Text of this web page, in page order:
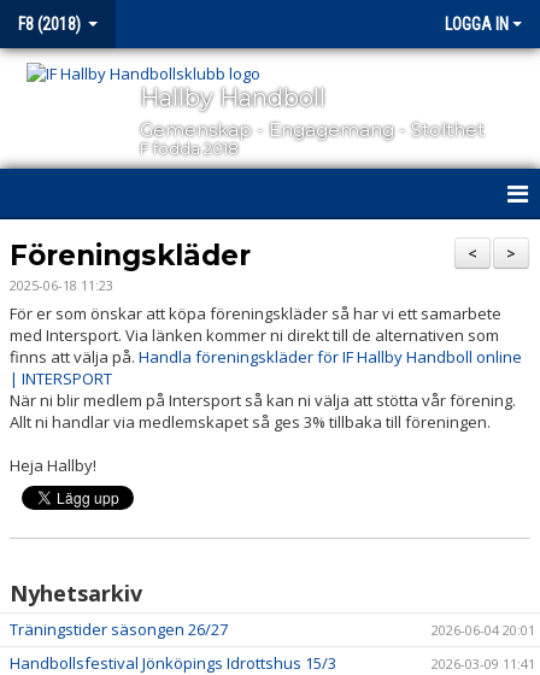
F8 (2018) LOGGA IN
Hallby Handboll
Gemenskap - Engagemang - Stolthet
F födda 2018
HEM
NYHETER
KALENDER
MATCHER
BILDGALLERI
KONTAKT
>
<
Föreningskläder
2025-06-18 11:23
För er som önskar att köpa föreningskläder så har vi ett samarbete
med Intersport. Via länken kommer ni direkt till de alternativen som
finns att välja på. Handla föreningskläder för IF Hallby Handboll online
| INTERSPORT
När ni blir medlem på Intersport så kan ni välja att stötta vår förening.
Allt ni handlar via medlemskapet så ges 3% tillbaka till föreningen.
Heja Hallby!
Nyhetsarkiv
Träningstider säsongen 26/27 2026-06-04 20:01
Handbollsfestival Jönköpings Idrottshus 15/3 2026-03-09 11:41